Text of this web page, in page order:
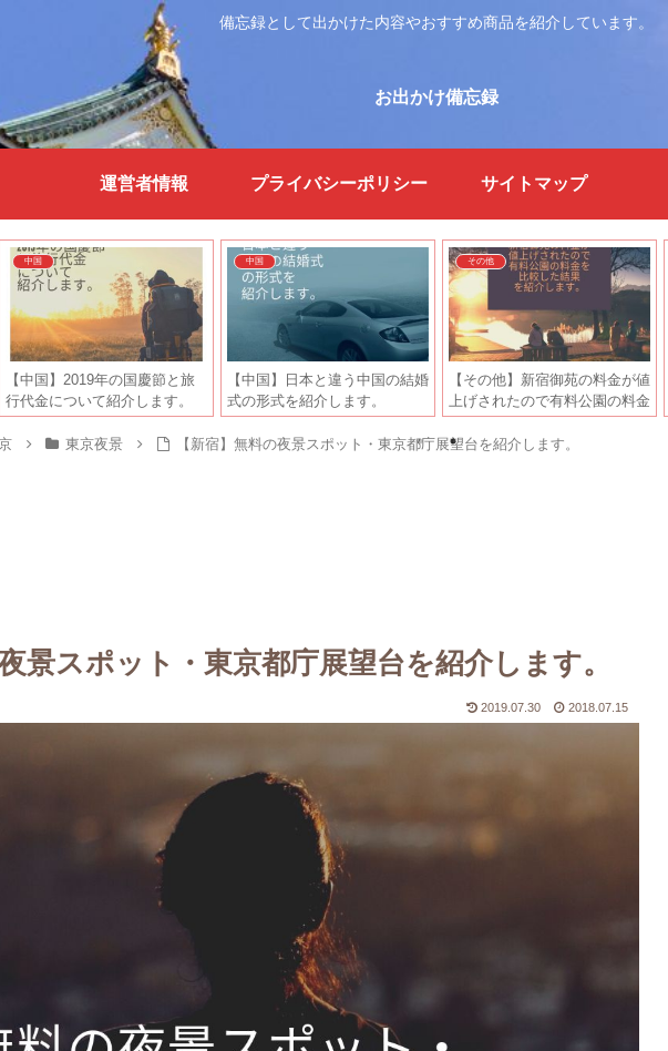
備忘録として出かけた内容やおすすめ商品を紹介しています。
お出かけ備忘録
運営者情報 プライバシーポリシー サイトマップ
中国
【中国】2019年の国慶節と旅
行代金について紹介します。
中国
【中国】日本と違う中国の結婚
式の形式を紹介します。
その他
【その他】新宿御苑の料金が値
上げされたので有料公園の料金
を比較した結果を紹介します。
東京夜景 【新宿】無料の夜景スポット・東京都庁展望台を紹介します。
景スポット・東京都庁展望台を紹介します。
2019.07.30 2018.07.15